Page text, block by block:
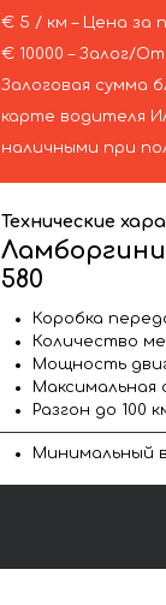
€ 5 / км – Цена за
€ 10000 – Залог/
Залоговая сумма
карте водителя
наличными при
Технические
580
Коробка
Количество
Мощность
Максимальная
Разгон до 100
Минимальный